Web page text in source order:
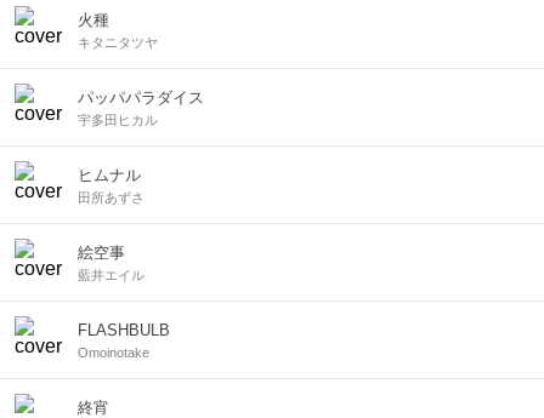
火種
キタニタツヤ
パッパパラダイス
宇多田ヒカル
ヒムナル
田所あずさ
絵空事
藍井エイル
FLASHBULB
Omoinotake
終宵